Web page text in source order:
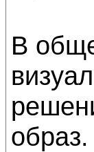
В
образ.